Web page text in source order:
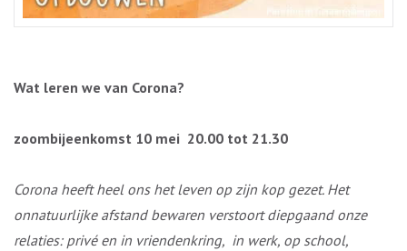
Wat leren we van Corona?
zoombijeenkomst 10 mei 20.00 tot 21.30
Corona heeft heel ons het leven op zijn kop gezet. Het
onnatuurlijke afstand bewaren verstoort diepgaand onze
relaties: privé en in vriendenkring, in werk, op school,